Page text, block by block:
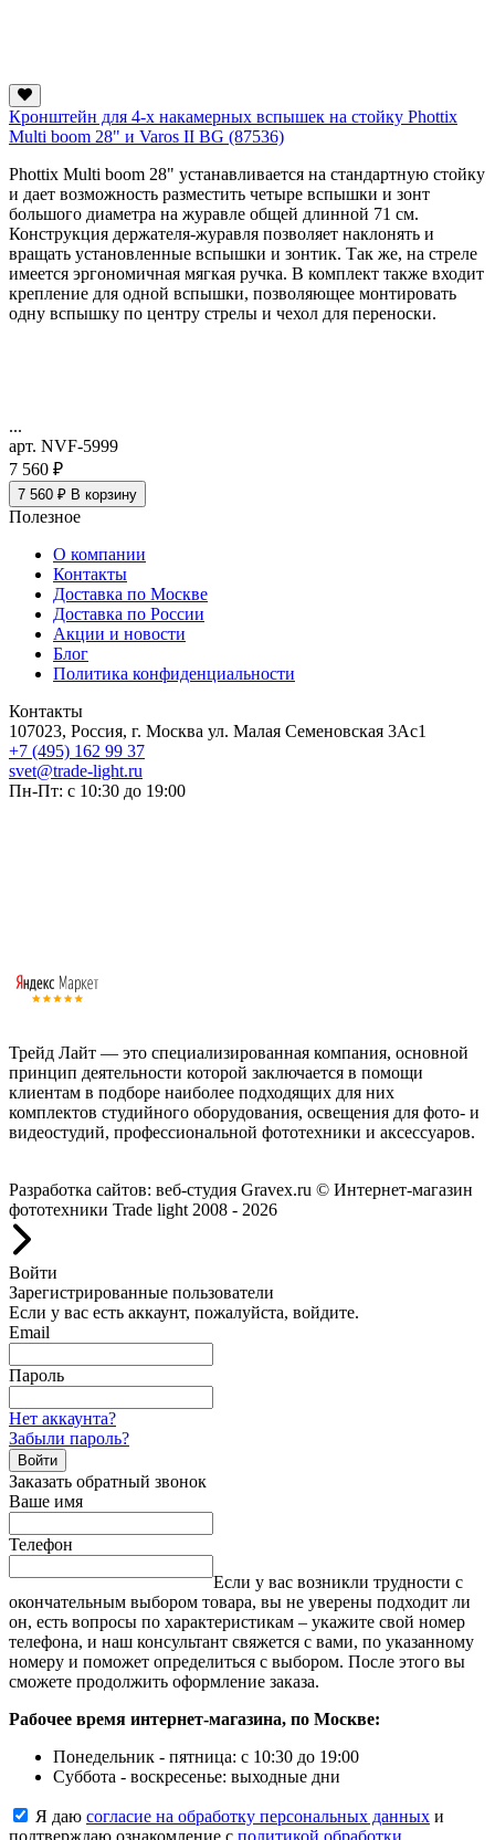
Кронштейн для 4-х накамерных вспышек на стойку Phottix
Multi boom 28" и Varos II BG (87536)
Phottix Multi boom 28" устанавливается на стандартную стойку
и дает возможность разместить четыре вспышки и зонт
большого диаметра на журавле общей длинной 71 см.
Конструкция держателя-журавля позволяет наклонять и
вращать установленные вспышки и зонтик. Так же, на стреле
имеется эргономичная мягкая ручка. В комплект также входит
крепление для одной вспышки, позволяющее монтировать
одну вспышку по центру стрелы и чехол для переноски.
...
арт. NVF-5999
7 560 ₽
7 560 ₽ В корзину
Полезное
О компании
Контакты
Доставка по Москве
Доставка по России
Акции и новости
Блог
Политика конфиденциальности
Контакты
107023, Россия, г. Москва ул. Малая Семеновская 3Ас1
+7 (495) 162 99 37
svet@trade-light.ru
Пн-Пт: с 10:30 до 19:00
Трейд Лайт — это специализированная компания, основной
принцип деятельности которой заключается в помощи
клиентам в подборе наиболее подходящих для них
комплектов студийного оборудования, освещения для фото- и
видеостудий, профессиональной фототехники и аксессуаров.
Разработка сайтов: веб-студия Gravex.ru © Интернет-магазин
фототехники Trade light 2008 - 2026
Войти
Зарегистрированные пользователи
Если у вас есть аккаунт, пожалуйста, войдите.
Email
Пароль
Нет аккаунта?
Забыли пароль?
Войти
Заказать обратный звонок
Ваше имя
Телефон
Если у вас возникли трудности с
окончательным выбором товара, вы не уверены подходит ли
он, есть вопросы по характеристикам – укажите свой номер
телефона, и наш консультант свяжется с вами, по указанному
номеру и поможет определиться с выбором. После этого вы
сможете продолжить оформление заказа.
Рабочее время интернет-магазина, по Москве:
Понедельник - пятница: с 10:30 до 19:00
Суббота - воскресенье: выходные дни
Я даю согласие на обработку персональных данных и
подтверждаю ознакомление с политикой обработки